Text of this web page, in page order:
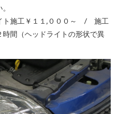
ト施工￥１１,０００～ / 施工
間（ヘッドライトの形状で異